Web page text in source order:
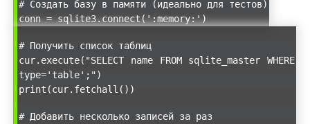
# Создать базу в памяти (идеально для тестов)
conn = sqlite3.connect(':memory:')
# Получить список таблиц
cur.execute("SELECT name FROM sqlite_master WHERE
type='table';")
print(cur.fetchall())
# Добавить несколько записей за раз